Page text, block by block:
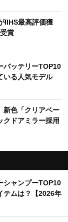
IIHS最高評価獲
賞
バッテリーTOP10
いる人気モデル
新色「クリアベー
クドアミラー採用
シャンプーTOP10
テムは？【2026年